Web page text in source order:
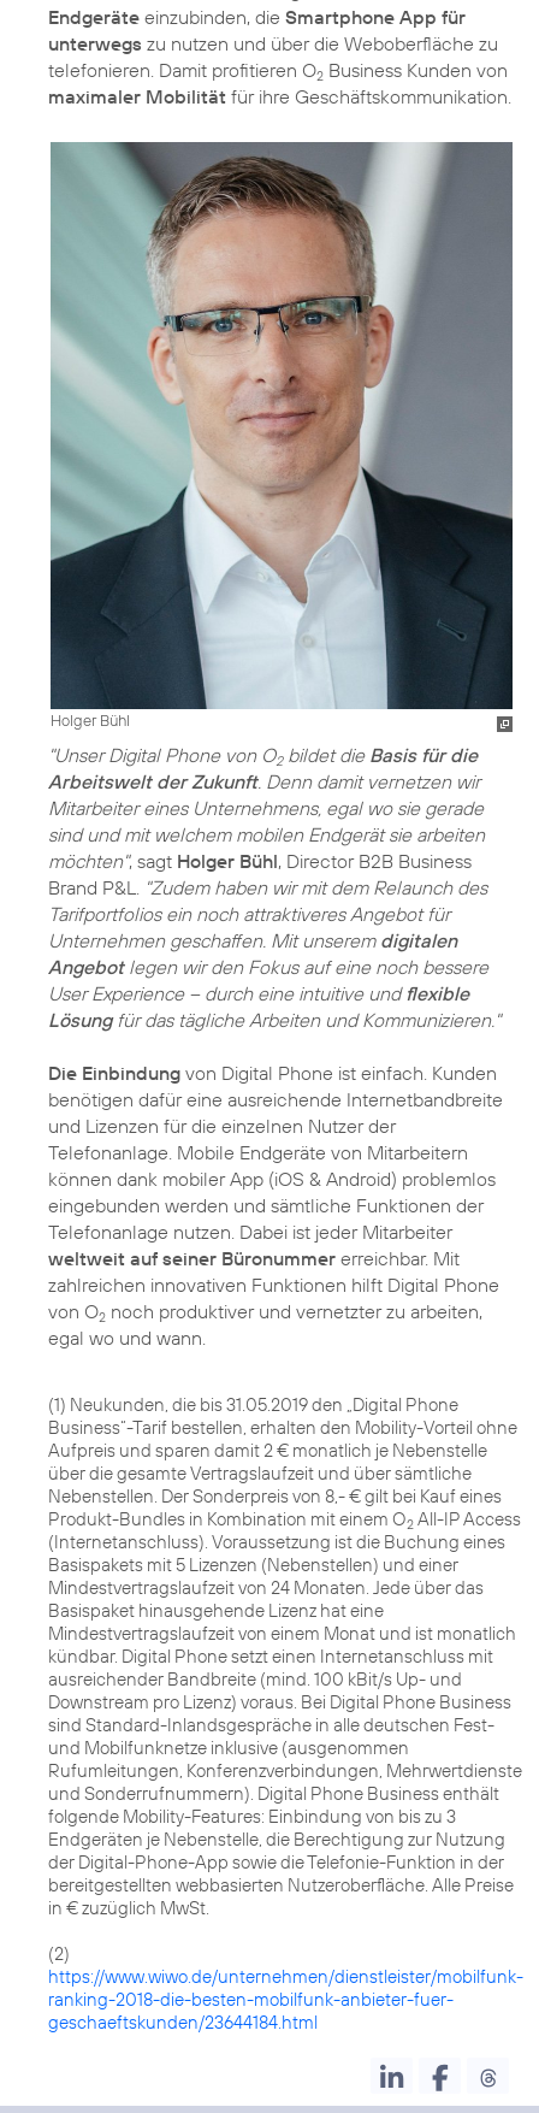
Endgeräte einzubinden, die Smartphone App für
unterwegs zu nutzen und über die Weboberfläche zu
telefonieren. Damit profitieren O2 Business Kunden von
maximaler Mobilität für ihre Geschäftskommunikation.
Holger Bühl
"Unser Digital Phone von O2bildet die Basis für die
Arbeitswelt der Zukunft. Denn damit vernetzen wir
Mitarbeiter eines Unternehmens, egal wo sie gerade
sind und mit welchem mobilen Endgerät sie arbeiten
möchten", sagt Holger Bühl, Director B2B Business
Brand P&L.
"Zudem haben wir mit dem Relaunch des
Tarifportfolios ein noch attraktiveres Angebot für
Unternehmen geschaffen. Mit unserem digitalen
Angebotlegen wir den Fokus auf eine noch bessere
User Experience – durch eine intuitive und flexible
Lösungfür das tägliche Arbeiten und Kommunizieren."
Die Einbindung von Digital Phone ist einfach. Kunden
benötigen dafür eine ausreichende Internetbandbreite
und Lizenzen für die einzelnen Nutzer der
Telefonanlage. Mobile Endgeräte von Mitarbeitern
können dank mobiler App (iOS & Android) problemlos
eingebunden werden und sämtliche Funktionen der
Telefonanlage nutzen. Dabei ist jeder Mitarbeiter
weltweit auf seiner Büronummer erreichbar. Mit
zahlreichen innovativen Funktionen hilft Digital Phone
von O2 noch produktiver und vernetzter zu arbeiten,
egal wo und wann.
(1) Neukunden, die bis 31.05.2019 den „Digital Phone
Business“-Tarif bestellen, erhalten den Mobility-Vorteil ohne
Aufpreis und sparen damit 2 € monatlich je Nebenstelle
über die gesamte Vertragslaufzeit und über sämtliche
Nebenstellen. Der Sonderpreis von 8,- € gilt bei Kauf eines
Produkt-Bundles in Kombination mit einem O2 All-IP Access
(Internetanschluss). Voraussetzung ist die Buchung eines
Basispakets mit 5 Lizenzen (Nebenstellen) und einer
Mindestvertragslaufzeit von 24 Monaten. Jede über das
Basispaket hinausgehende Lizenz hat eine
Mindestvertragslaufzeit von einem Monat und ist monatlich
kündbar. Digital Phone setzt einen Internetanschluss mit
ausreichender Bandbreite (mind. 100 kBit/s Up- und
Downstream pro Lizenz) voraus. Bei Digital Phone Business
sind Standard-Inlandsgespräche in alle deutschen Fest-
und Mobilfunknetze inklusive (ausgenommen
Rufumleitungen, Konferenzverbindungen, Mehrwertdienste
und Sonderrufnummern). Digital Phone Business enthält
folgende Mobility-Features: Einbindung von bis zu 3
Endgeräten je Nebenstelle, die Berechtigung zur Nutzung
der Digital-Phone-App sowie die Telefonie-Funktion in der
bereitgestellten webbasierten Nutzeroberfläche. Alle Preise
in € zuzüglich MwSt.
(2)
https://www.wiwo.de/unternehmen/dienstleister/mobilfunk-
ranking-2018-die-besten-mobilfunk-anbieter-fuer-
geschaeftskunden/23644184.html